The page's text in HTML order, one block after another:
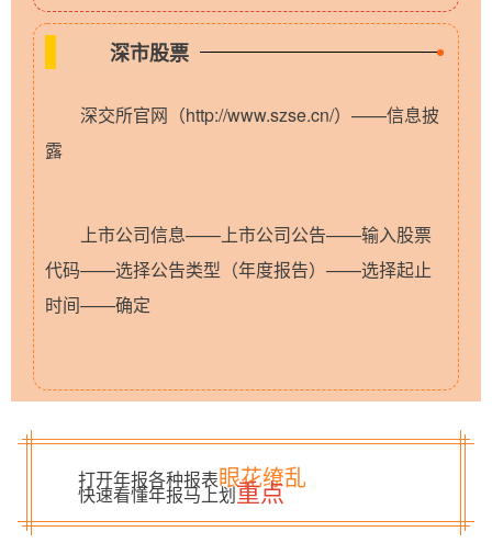
深市股票
深交所官网（http://www.szse.cn/）——信息披
露
上市公司信息——上市公司公告——输入股票
代码——选择公告类型（年度报告）——选择起止
时间——确定
打开年报各种报表眼花缭乱
快速看懂年报马上划重点